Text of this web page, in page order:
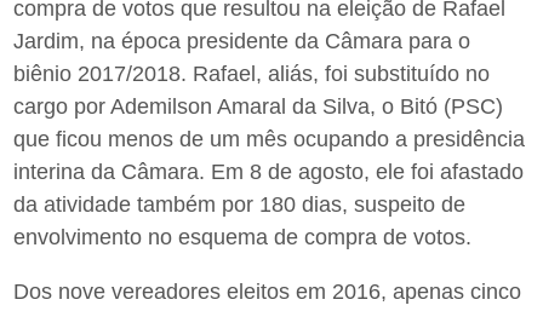
compra de votos que resultou na eleição de Rafael
Jardim, na época presidente da Câmara para o
biênio 2017/2018. Rafael, aliás, foi substituído no
cargo por Ademilson Amaral da Silva, o Bitó (PSC)
que ficou menos de um mês ocupando a presidência
interina da Câmara. Em 8 de agosto, ele foi afastado
da atividade também por 180 dias, suspeito de
envolvimento no esquema de compra de votos.
Dos nove vereadores eleitos em 2016, apenas cinco